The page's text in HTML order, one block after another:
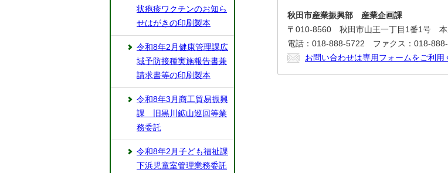
秋田市産業振興部 産業企画課
〒010-8560 秋田市山王一丁目1番1号 本
電話：018-888-5722 ファクス：018-
お問い合わせは専用フォームをご利用
状疱疹ワクチンのお知ら
せはがきの印刷製本
令和8年2月健康管理課広
域予防接種実施報告書兼
請求書等の印刷製本
令和8年3月商工貿易振興
課 旧黒川鉱山巡回等業
務委託
令和8年2月子ども福祉課
下浜児童室管理業務委託